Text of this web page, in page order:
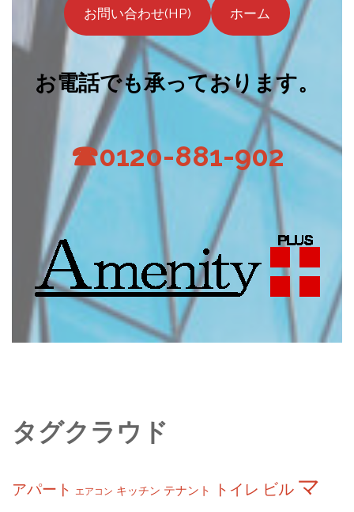
お問い合わせ(HP) ホーム
お電話でも承っております。
☎0120-881-902
タグクラウド
アパート エアコン キッチン テナント トイレ ビル マ